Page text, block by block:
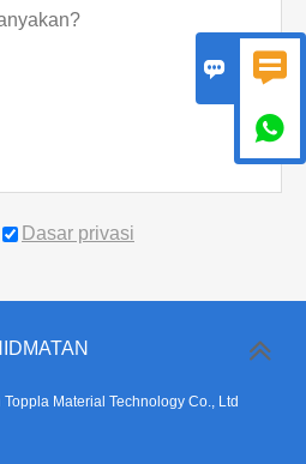
Dasar privasi
Material Technology Co., Ltd
 
